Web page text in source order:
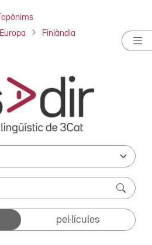
Topònims
Europa Finlàndia
pel·lícules